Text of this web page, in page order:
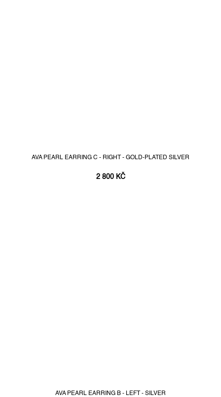
AVA PEARL EARRING C - RIGHT - GOLD-PLATED SILVER
2 800 KČ
AVA PEARL EARRING B - LEFT - SILVER